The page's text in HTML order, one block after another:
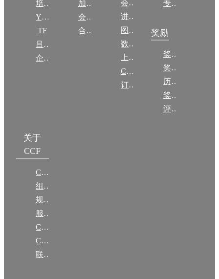
培训
YOCSEF
TF
吕梁振兴
企智会
加入CCF
会员交费
合作伙伴
会议
讲稿
图集
数图编审委员会
上传/发布作品
CCF DL Focus
订阅《计算》
专委名单
奖励
奖励动态
奖励目录
历年获奖名单
奖项推荐
评奖条例
关于
CCF
CCF简介
组织机构
规章
服务项目
CCF大事记
CCF创建60周年
联系我们